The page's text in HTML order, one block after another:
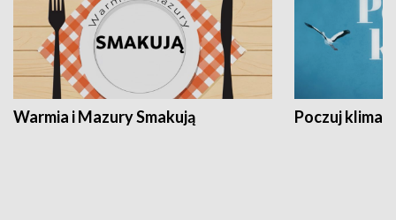
Warmia i Mazury Smakują Poczuj klimat